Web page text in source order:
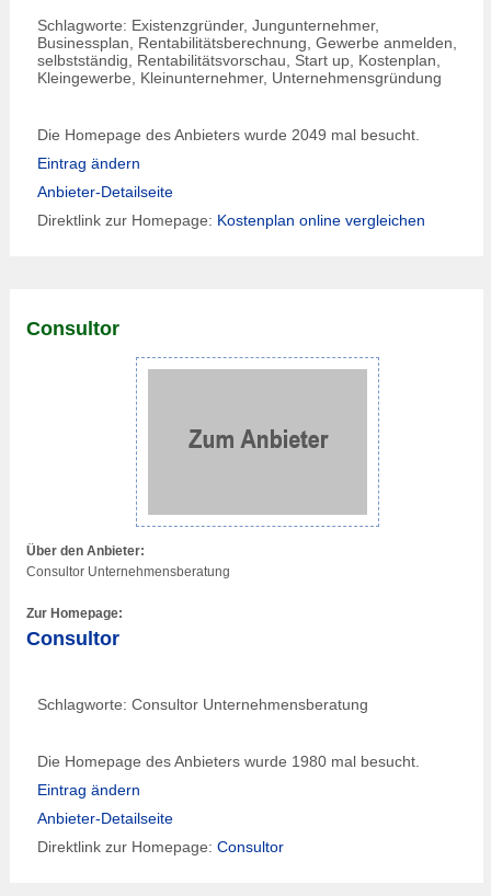
Schlagworte: Existenzgründer, Jungunternehmer,
Businessplan, Rentabilitätsberechnung, Gewerbe anmelden,
selbstständig, Rentabilitätsvorschau, Start up, Kostenplan,
Kleingewerbe, Kleinunternehmer, Unternehmensgründung
Die Homepage des Anbieters wurde 2049 mal besucht.
Eintrag ändern
Anbieter-Detailseite
Direktlink zur Homepage: Kostenplan online vergleichen
Consultor
Über den Anbieter:
Consultor Unternehmensberatung
Zur Homepage:
Consultor
Schlagworte: Consultor Unternehmensberatung
Die Homepage des Anbieters wurde 1980 mal besucht.
Eintrag ändern
Anbieter-Detailseite
Direktlink zur Homepage: Consultor